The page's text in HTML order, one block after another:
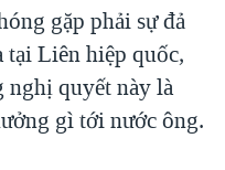
gặp phải sự đả
Liên hiệp quốc,
nghị quyết này là
gì tới nước ông.